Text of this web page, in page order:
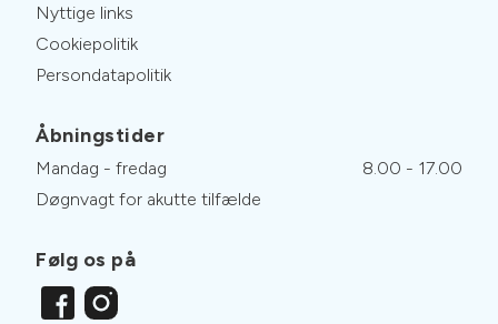
Nyttige links
Cookiepolitik
Persondatapolitik
Åbningstider
Mandag - fredag
8.00 - 17.00
Døgnvagt for akutte tilfælde
Følg os på